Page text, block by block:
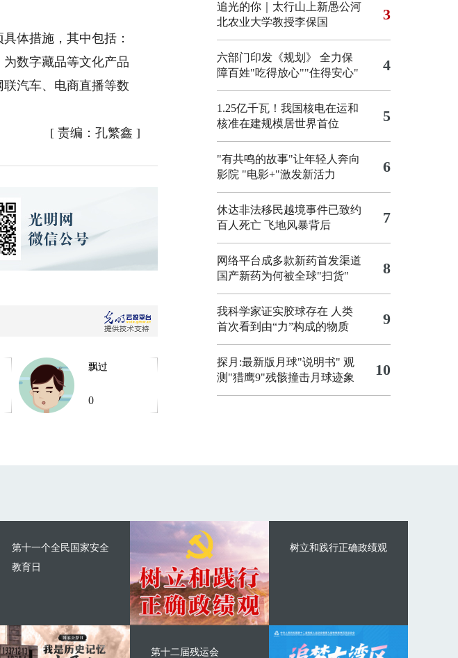
体措施，其中包括：
数字藏品等文化产品
汽车、电商直播等数
[ 责编：孔繁鑫 ]
飘过
0
追光的你｜太行山上新愚公河
北农业大学教授李保国
3
六部门印发《规划》 全力保
障百姓"吃得放心""住得安心"
4
1.25亿千瓦！我国核电在运和
核准在建规模居世界首位
5
"有共鸣的故事"让年轻人奔向
影院 "电影+"激发新活力 6
休达非法移民越境事件已致约
百人死亡 飞地风暴背后 7
网络平台成多款新药首发渠道
国产新药为何被全球"扫货"
8
我科学家证实胶球存在 人类
首次看到由“力”构成的物质
9
探月:最新版月球"说明书" 观
测"猎鹰9"残骸撞击月球迹象
10
第十一个全民国家安全
教育日
树立和践行正确政绩观
第十二届残运会